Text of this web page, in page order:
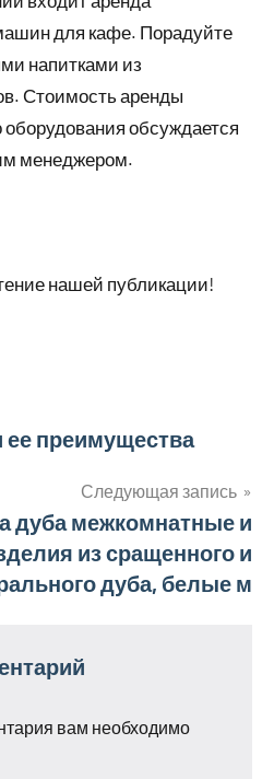
для кафе. Порадуйте
напитками из
Стоимость аренды
обсуждается
менеджером.
нашей публикации!
ее преимущества
Следующая запись
дуба межкомнатные и
из сращенного и
дуба, белые м
вам необходимо